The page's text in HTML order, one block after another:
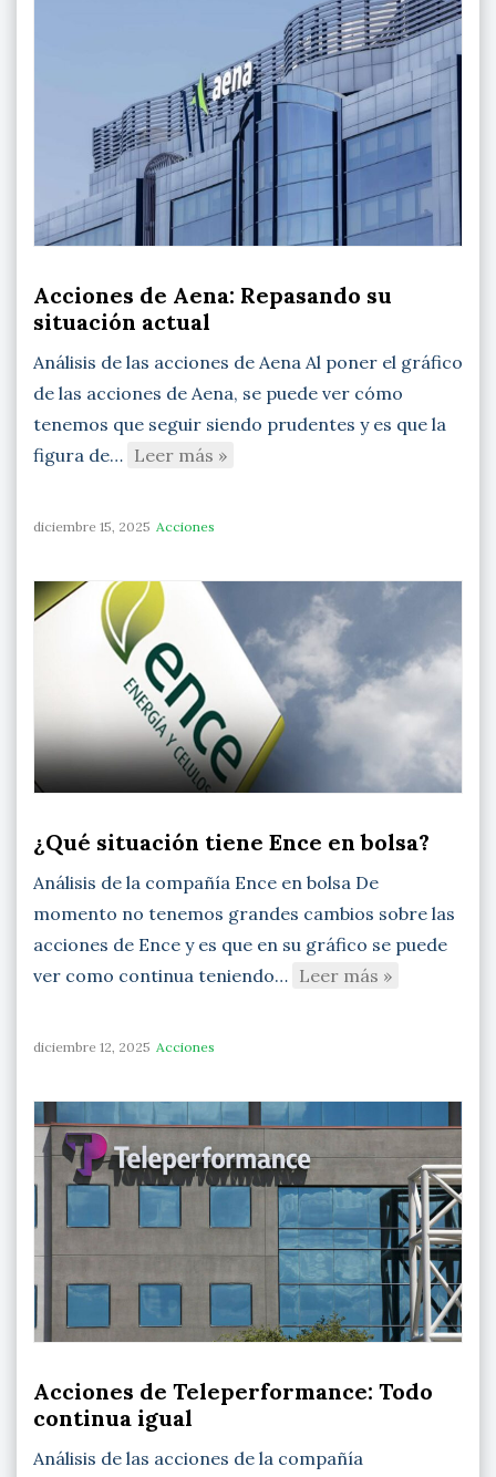
Acciones de Aena: Repasando su
situación actual
Análisis de las acciones de Aena Al poner el gráfico
de las acciones de Aena, se puede ver cómo
tenemos que seguir siendo prudentes y es que la
figura de… Leer más »
diciembre 15, 2025 Acciones
¿Qué situación tiene Ence en bolsa?
Análisis de la compañía Ence en bolsa De
momento no tenemos grandes cambios sobre las
acciones de Ence y es que en su gráfico se puede
ver como continua teniendo… Leer más »
diciembre 12, 2025 Acciones
Acciones de Teleperformance: Todo
continua igual
Análisis de las acciones de la compañía